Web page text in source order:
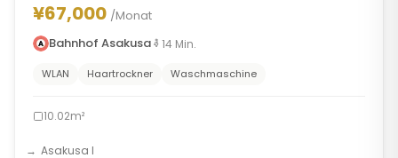
¥67,000 /Monat
Bahnhof Asakusa
14 Min.
WLAN Haartrockner Waschmaschine
10.02m²
Asakusa I